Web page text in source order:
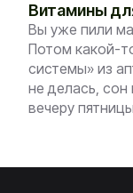
Витамины
Вы уже пили
Потом какой-
системы» из
не делась, сон
вечеру